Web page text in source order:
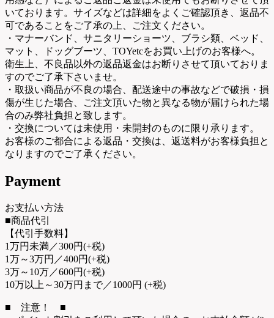
いております。サイズなどは詳細をよくご確認頂き、返品不
可であることをご了承の上、ご注文ください。
・マナーバンド、サニタリーショーツ、ブラシ類、ベッド、
マット、ドッグブーツ、TOYetcをお買い上げのお客様へ。
衛生上、不良品以外の返品返金はお断りさせて頂いておりま
すのでご了承下さいませ。
・取扱い商品が不良の場合、配送途中の事故などで破損・損
傷が生じた場合、ご注文頂いた物と異なる物が届けられた場
合のみ弊社負担と致します。
・交換については未使用・未開封のものに限り承ります。
お客様のご都合による返品・交換は、返送料がお客様負担と
なりますのでご了承ください。
Payment
お支払い方法
■商品代引
【代引手数料】
1万円未満／300円(+税)
1万～3万円／400円(+税)
3万～10万／600円(+税)
10万以上～30万円まで／1000円 (+税)
■ 注意！ ■